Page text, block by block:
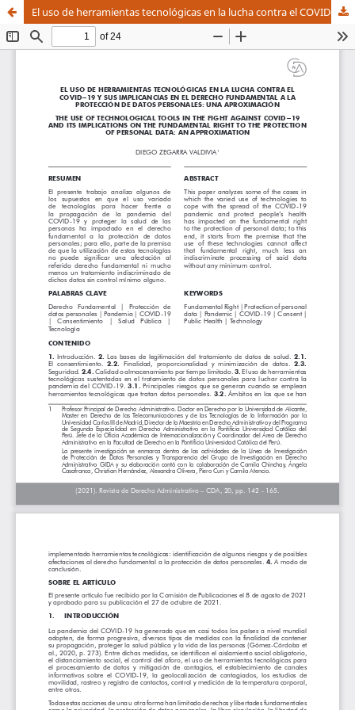
El uso de herramientas tecnológicas en la lucha contra el COVID-19 y sus implicancias en el derecho fundamental a la protección de datos personales: una aproximación